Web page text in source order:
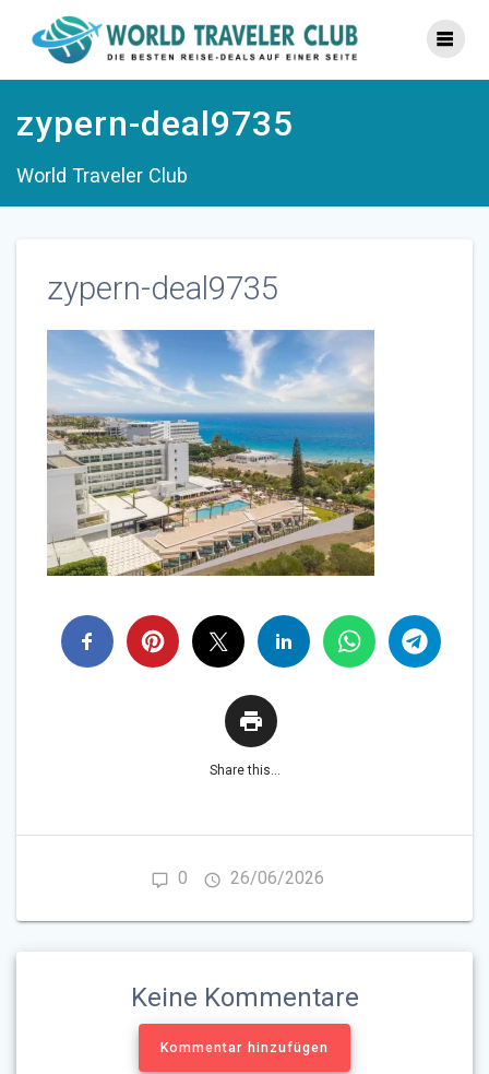
Inhalt
springen
zypern-deal9735
World Traveler Club
zypern-deal9735
Share this...
0 26/06/2026
Keine Kommentare
Kommentar hinzufügen